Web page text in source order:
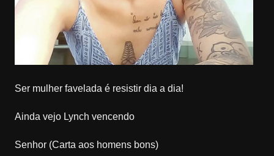
Ser mulher favelada é resistir dia a dia!
Ainda vejo Lynch vencendo
Senhor (Carta aos homens bons)